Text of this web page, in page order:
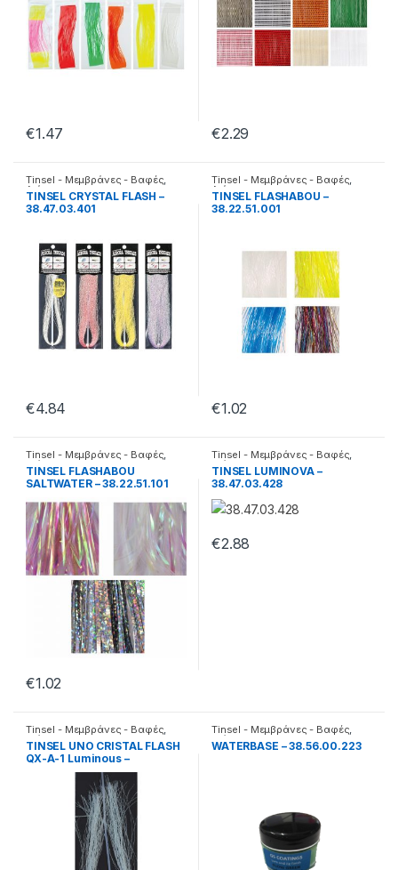
€1.47 €2.29
Tinsel - Μεμβράνες - Βαφές,
Διάφορα
TINSEL CRYSTAL FLASH –
38.47.03.401
€4.84
Tinsel - Μεμβράνες - Βαφές,
Διάφορα
TINSEL FLASHABOU –
38.22.51.001
€1.02
Tinsel - Μεμβράνες - Βαφές,
Διάφορα
TINSEL FLASHABOU
SALTWATER – 38.22.51.101
€1.02
Tinsel - Μεμβράνες - Βαφές,
Διάφορα
TINSEL LUMINOVA –
38.47.03.428
€2.88
Tinsel - Μεμβράνες - Βαφές,
Διάφορα
TINSEL UNO CRISTAL FLASH
QX-A-1 Luminous –
38.22.51.000
Tinsel - Μεμβράνες - Βαφές,
Διάφορα
WATERBASE – 38.56.00.223